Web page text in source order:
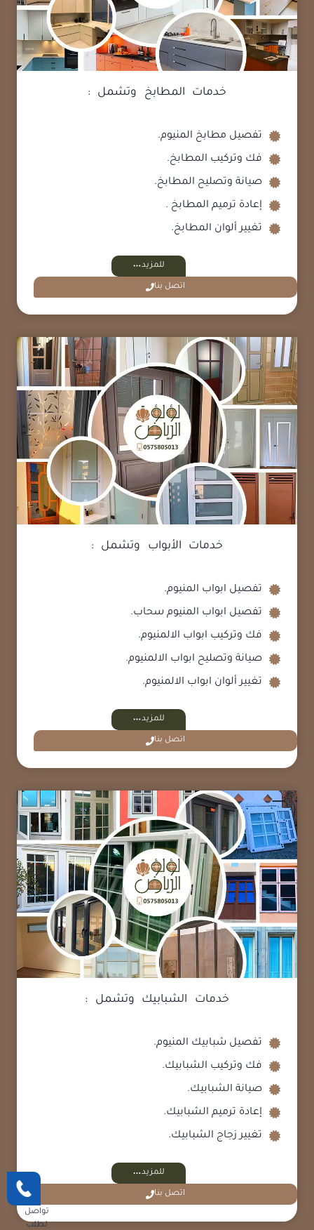
خدمات المطابخ وتشمل :
تفصيل مطابخ المنيوم.
فك وتركيب المطابخ.
صيانة وتصليح المطابخ.
إعادة ترميم المطابخ .
تغيير ألوان المطابخ.
للمزيد
اتصل بنا
خدمات الأبواب وتشمل :
تفصيل ابواب المنيوم.
تفصيل ابواب المنيوم سحاب.
فك وتركيب ابواب الالمنيوم.
صيانة وتصليح ابواب الالمنيوم.
تغيير ألوان ابواب الالمنيوم.
للمزيد
اتصل بنا
خدمات الشبابيك وتشمل :
تفصيل شبابيك المنيوم.
فك وتركيب الشبابيك.
صيانة الشبابيك.
إعادة ترميم الشبابيك.
تغيير زجاج الشبابيك.
للمزيد
اتصل بنا
تواصل
لطلب